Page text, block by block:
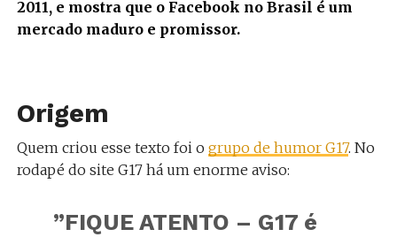
2011, e mostra que o Facebook no Brasil é um
mercado maduro e promissor.
Origem
Quem criou esse texto foi o grupo de humor G17. No
rodapé do site G17 há um enorme aviso:
”FIQUE ATENTO – G17 é